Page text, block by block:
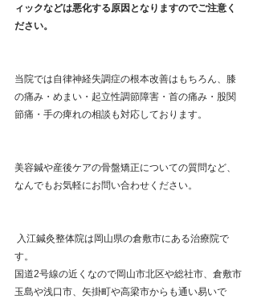
ィックなどは悪化する原因となりますのでご注意く
ださい。
当院では自律神経失調症の根本改善はもちろん、膝
の痛み・めまい・起立性調節障害・首の痛み・股関
節痛・手の痺れの相談も対応しております。
美容鍼や産後ケアの骨盤矯正についての質問など、
なんでもお気軽にお問い合わせください。
す。
国道2号線の近くなので岡山市北区や総社市、倉敷市
玉島や浅口市、矢掛町や高梁市からも通い易いで